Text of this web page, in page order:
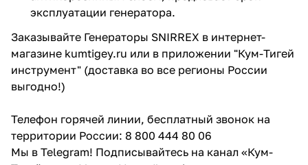
эксплуатации генератора.
Заказывайте Генераторы SNIRREX в интернет-
магазине kumtigey.ru или в приложении "Кум-Тигей
инструмент" (доставка во все регионы России
выгодно!)
Телефон горячей линии, бесплатный звонок на
территории России: 8 800 444 80 06
Мы в Telegram! Подписывайтесь на канал «Кум-